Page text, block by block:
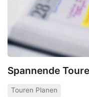
Spannende
Touren Planen